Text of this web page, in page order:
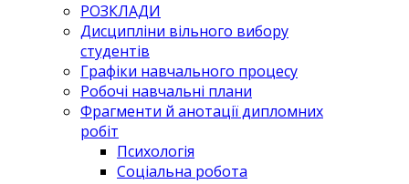
РОЗКЛАДИ
Дисципліни вільного вибору
студентів
Графіки навчального процесу
Робочі навчальні плани
Фрагменти й анотації дипломних
робіт
Психологія
Соціальна робота